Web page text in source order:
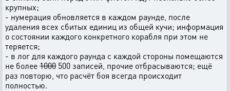
крупных;
- нумерация обновляется в каждом раунде, после
удаления всех сбитых единиц из общей кучи; информация
о состоянии каждого конкретного корабля при этом не
теряется;
- в лог для каждого раунда с каждой стороны помещаются
не более1000 500 записей, прочие отбрасываются; ещё
раз повторю, что расчёт боя всегда происходит
полностью.